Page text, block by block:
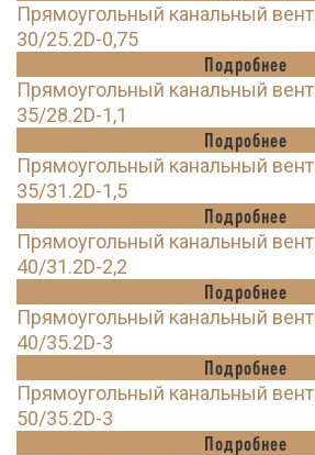
Прямоугольный канальный
30/25.2D-0,75
Подробнее
Прямоугольный канальный
35/28.2D-1,1
Подробнее
Прямоугольный канальный
35/31.2D-1,5
Подробнее
Прямоугольный канальный
40/31.2D-2,2
Подробнее
Прямоугольный канальный
40/35.2D-3
Подробнее
Прямоугольный канальный
50/35.2D-3
Подробнее